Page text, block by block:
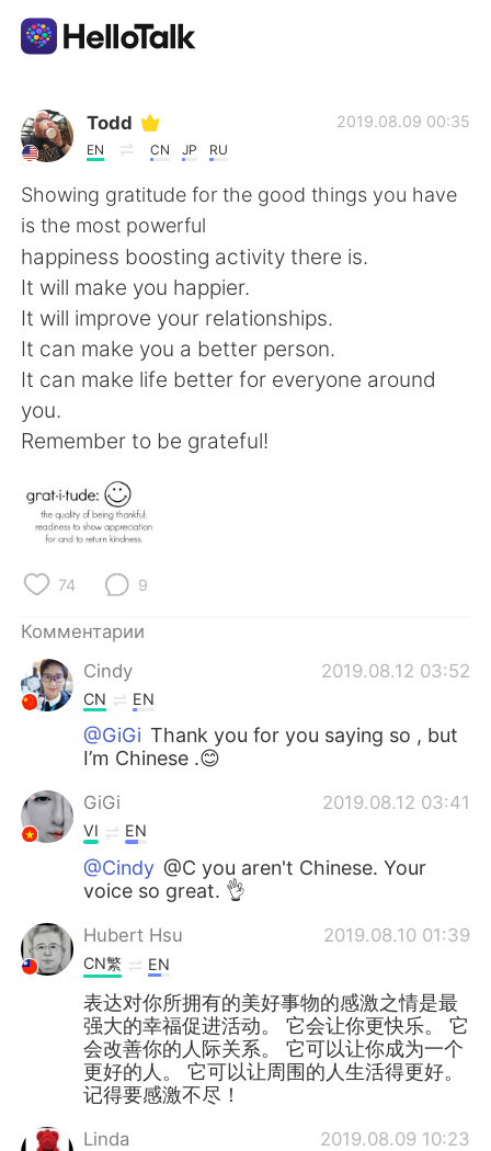
Приложение для Языкового Обмена
AI Grammar Checker
Русский
English 简体中文
繁體中文 Español
العربية Français
Deutsch
Türkçe
Português
Todd
EN CN JP RU
2019.08.09 00:35
Showing gratitude for the good things you have
is the most powerful
happiness boosting activity there is.
It will make you happier.
It will improve your relationships.
It can make you a better person.
It can make life better for everyone around
you.
Remember to be grateful!
74 9
Комментарии
Cindy
2019.08.12 03:52
CN EN
@GiGi Thank you for you saying so , but
I’m Chinese .😊
GiGi 2019.08.12 03:41
VI EN
@Cindy @C you aren't Chinese. Your
voice so great. 👌
Hubert Hsu 2019.08.10 01:39
CN繁 EN
表达对你所拥有的美好事物的感激之情是最
强大的幸福促进活动。 它会让你更快乐。 它
会改善你的人际关系。 它可以让你成为一个
更好的人。 它可以让周围的人生活得更好。
记得要感激不尽！
Linda 2019.08.09 10:23